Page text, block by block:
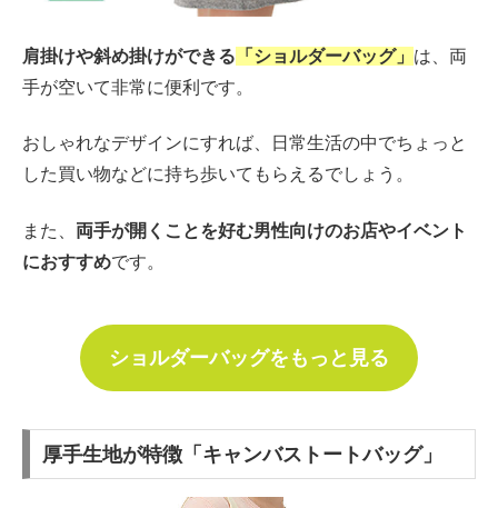
肩掛けや斜め掛けができる 「ショルダーバッグ」 は、両
手が空いて非常に便利です。
おしゃれなデザインにすれば、日常生活の中でちょっと
した買い物などに持ち歩いてもらえるでしょう。
また、 両手が開くことを好む男性向けのお店やイベント
におすすめです。
ショルダーバッグをもっと見る
厚手生地が特徴「キャンバストートバッグ」